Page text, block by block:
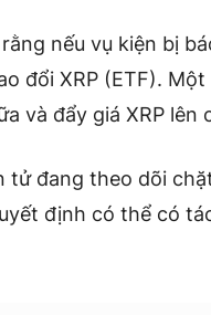
nếu vụ kiện bị
đổi XRP (ETF).
và đẩy giá XRP lên
tử đang theo dõi
định có thể có